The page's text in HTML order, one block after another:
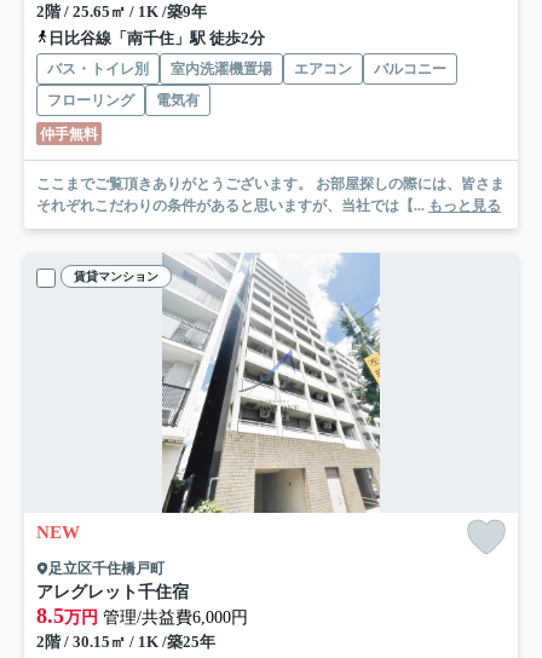
2階 / 25.65㎡ / 1K /築9年
日比谷線「南千住」駅 徒歩2分
バス・トイレ別 室内洗濯機置場 エアコン
バルコニー
フローリング
電気有
仲手無料
ここまでご覧頂きありがとうございます。 お部屋探しの際には、皆さま
それぞれこだわりの条件があると思いますが、当社では【... もっと見る
賃貸マンション
NEW
足立区千住橋戸町
アレグレット千住宿
8.5万円 管理/共益費6,000円
2階 / 30.15㎡ / 1K /築25年